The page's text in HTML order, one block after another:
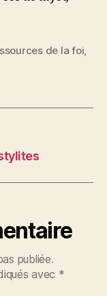
de la foi,
publiée.
avec *